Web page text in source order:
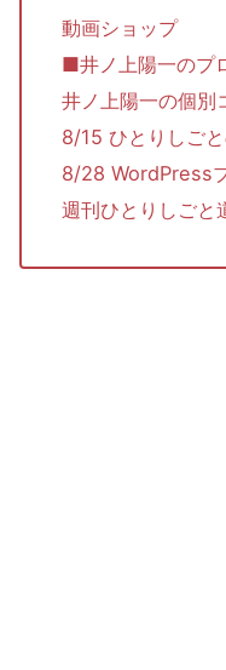
動画ショップ
■井ノ上陽一のプ
井ノ上陽一の個別
8/15 ひとりしご
8/28 WordPress
週刊ひとりしごと